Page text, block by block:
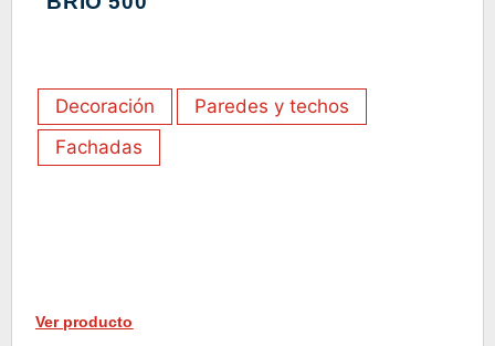
Decoración
Paredes y techos
Fachadas
Ver producto